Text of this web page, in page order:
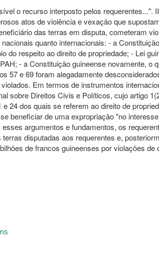
o recurso interposto pelos
atos de violência e vexação que
das terras em disputa, cometeram
quanto internacionais: - a
respeito ao direito de propriedade; - Lei
- a Constituição guineense novamente, o
57 e 69 foram alegadamente
Em termos de instrumentos
sobre Direitos Civis e Políticos, cujo artigo
dos quais se referem ao direito de
beneficiar de uma expropriação "no
argumentos e fundamentos, os
disputadas aos requerentes e,
de francos guineenses por violações de